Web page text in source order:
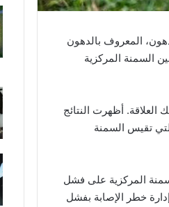
المعروف بالدهون
السمنة المركزية
العلاقة. أظهرت النتائج
تقيس السمنة
المركزية على فشل
خطر الإصابة بفشل